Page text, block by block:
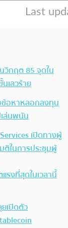
กฤต 85 จุดใน
เลวร้าย
ข้อหาหลอกลงทุน
ล่นพนัน
เปิดทางผู้
ติในการประชุมผู้
รงที่สุดในเวลานี้
เปิดตัว